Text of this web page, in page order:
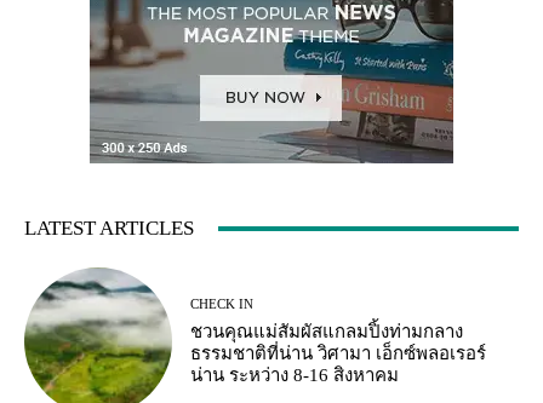
LATEST ARTICLES
CHECK IN
ชวนคุณแม่สัมผัสแกลมปิ้งท่ามกลาง
ธรรมชาติที่น่าน วิศามา เอ็กซ์พลอเรอร์
น่าน ระหว่าง 8-16 สิงหาคม